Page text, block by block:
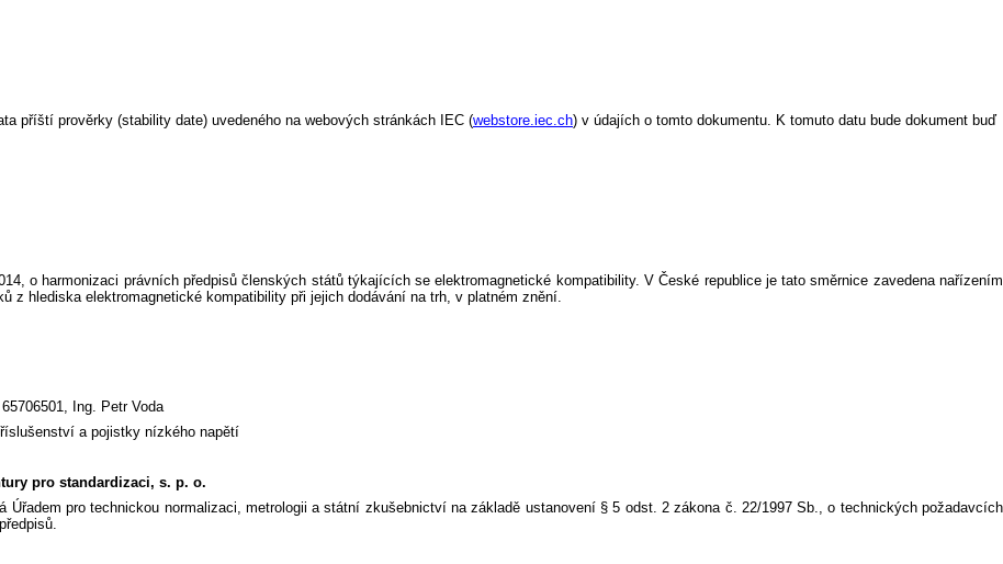
příští prověrky (stability date) uvedeného na webových stránkách IEC (webstore.iec.ch) v údajích o tomto dokumentu. K tomuto datu bude dokument buď
o harmonizaci právních předpisů členských států týkajících se elektromagnetické kompatibility. V České republice je tato směrnice zavedena nařízením
z hlediska elektromagnetické kompatibility při jejich dodávání na trh, v platném znění.
Ing. Petr Voda
a pojistky nízkého napětí
pro standardizaci, s. p. o.
pro technickou normalizaci, metrologii a státní zkušebnictví na základě ustanovení § 5 odst. 2 zákona č. 22/1997 Sb., o technických požadavcích